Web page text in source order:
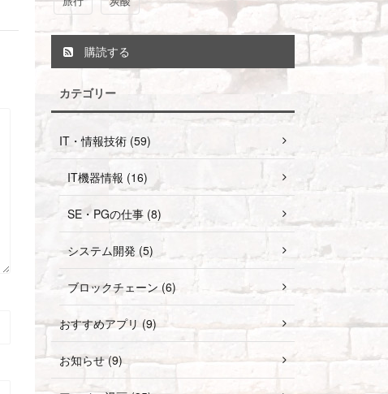
購読する
カテゴリー
IT・情報技術 (59)
IT機器情報 (16)
SE・PGの仕事 (8)
システム開発 (5)
ブロックチェーン (6)
おすすめアプリ (9)
お知らせ (9)